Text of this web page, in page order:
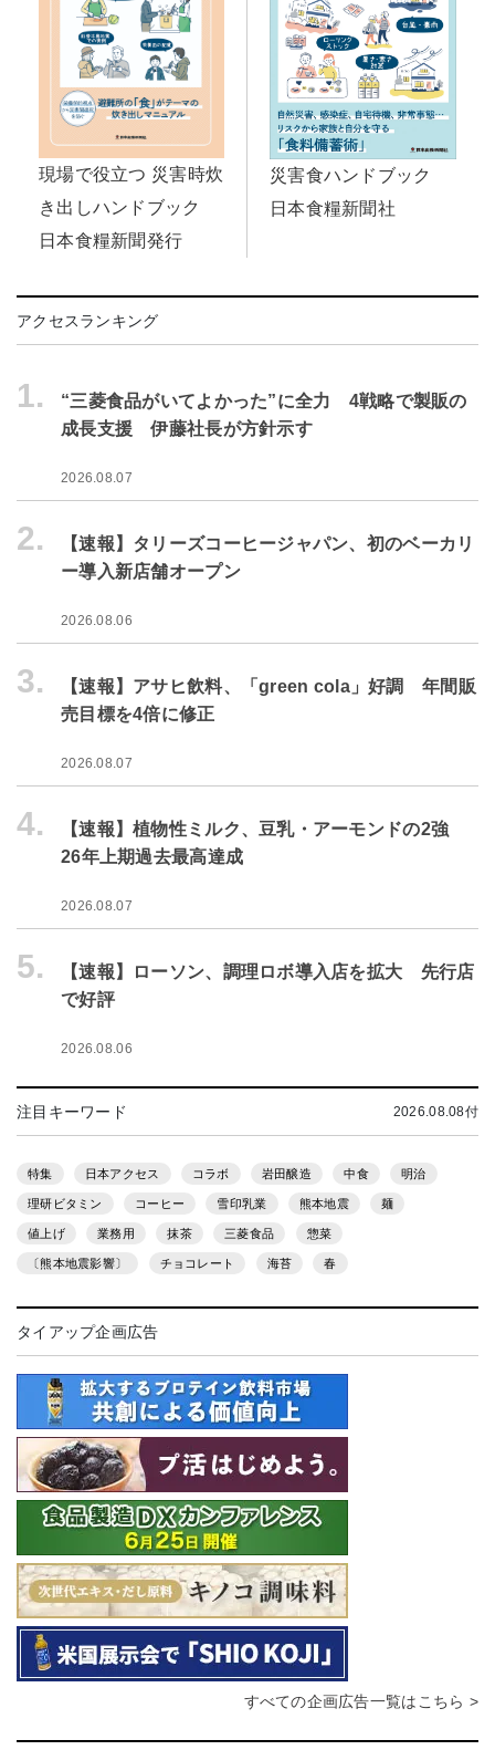
現場で役立つ 災害時炊
き出しハンドブック
日本食糧新聞発行
災害食ハンドブック
日本食糧新聞社
アクセスランキング
1.
“三菱食品がいてよかった”に全力 4戦略で製販の
成長支援 伊藤社長が方針示す
2026.08.07
2.
【速報】タリーズコーヒージャパン、初のベーカリ
ー導入新店舗オープン
2026.08.06
3.
【速報】アサヒ飲料、「green cola」好調 年間販
売目標を4倍に修正
2026.08.07
4.
【速報】植物性ミルク、豆乳・アーモンドの2強
26年上期過去最高達成
2026.08.07
5.
【速報】ローソン、調理ロボ導入店を拡大 先行店
で好評
2026.08.06
注目キーワード 2026.08.08付
特集 日本アクセス コラボ 岩田醸造 中食 明治
理研ビタミン コーヒー 雪印乳業 熊本地震 麺
値上げ 業務用 抹茶 三菱食品 惣菜
〔熊本地震影響〕 チョコレート 海苔 春
タイアップ企画広告
すべての企画広告一覧はこちら >